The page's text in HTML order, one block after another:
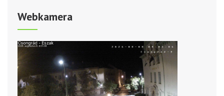
Webkamera